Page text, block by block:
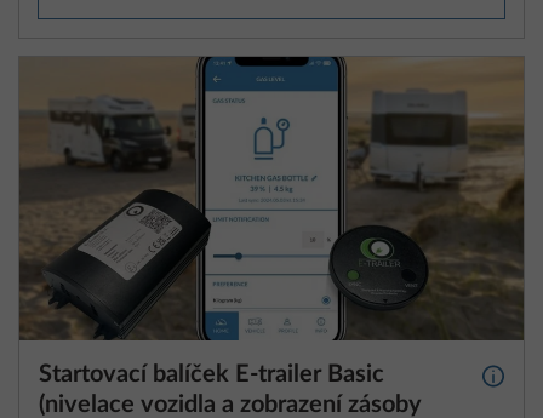
Startovací balíček E-trailer Basic
(nivelace vozidla a zobrazení zásoby
Další